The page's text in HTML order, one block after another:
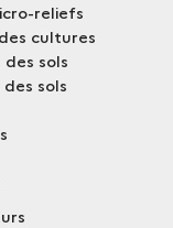
reliefs
cultures
sols
sols